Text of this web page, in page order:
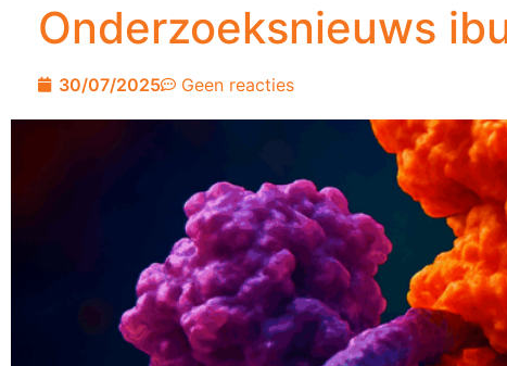
Onderzoeksnieuws
30/07/2025 Geen reacties